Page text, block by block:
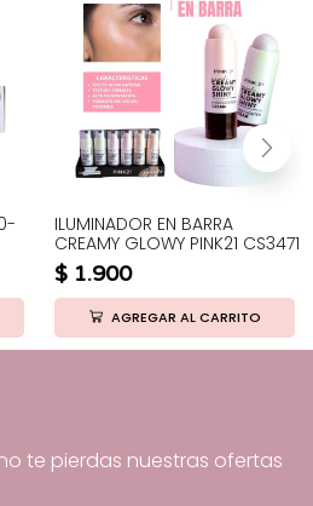
ILUMINADOR EN BARRA
CREAMY GLOWY PINK21 CS3471
$ 1.900
AGREGAR AL CARRITO
te pierdas nuestras ofertas